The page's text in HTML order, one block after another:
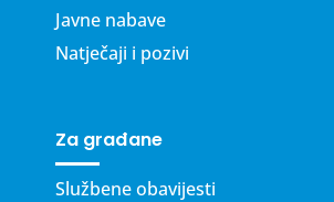
Javne nabave
Natječaji i pozivi
Za građane
Službene obavijesti